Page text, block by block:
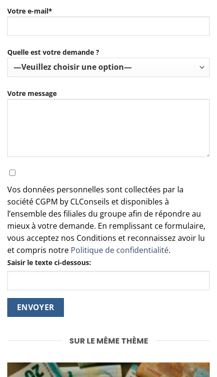
Votre e-mail*
Quelle est votre demande ?
Votre message
Vos données personnelles sont collectées par la
société CGPM by CLConseils et disponibles à
l’ensemble des filiales du groupe afin de répondre au
mieux à votre demande. En remplissant ce formulaire,
vous acceptez nos Conditions et reconnaissez avoir lu
et compris notre Politique de confidentialité.
Saisir le texte ci-dessous:
SUR LE MÊME THÈME